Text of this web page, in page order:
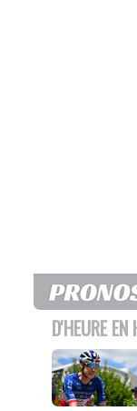
D'HEURE EN